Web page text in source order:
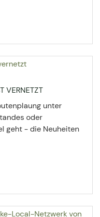
VERNETZT
unter
oder
geht - die Neuheiten